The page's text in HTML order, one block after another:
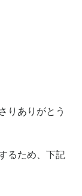
りありがとう
るため、下記